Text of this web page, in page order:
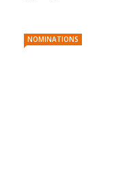
NOMINATIONS